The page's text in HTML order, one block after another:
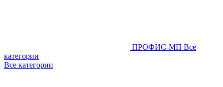
ПРОФИС-МП Все
категории
Все категории